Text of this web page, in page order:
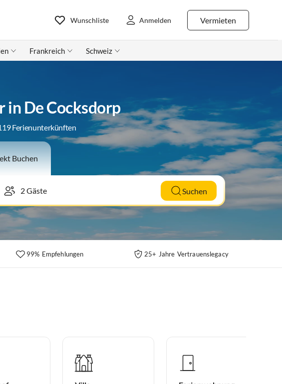
Vermieten
Wunschliste Anmelden
Frankreich Schweiz
in De Cocksdorp
Ferienunterkünften
Buchen
Suchen
99% Empfehlungen 25+ Jahre Vertrauenslegacy